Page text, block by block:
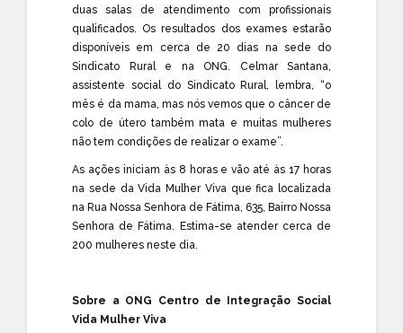
duas salas de atendimento com profissionais
qualificados. Os resultados dos exames estarão
disponíveis em cerca de 20 dias na sede do
Sindicato Rural e na ONG. Celmar Santana,
assistente social do Sindicato Rural, lembra, “o
mês é da mama, mas nós vemos que o câncer de
colo de útero também mata e muitas mulheres
não tem condições de realizar o exame”.
As ações iniciam às 8 horas e vão até às 17 horas
na sede da Vida Mulher Viva que fica localizada
na Rua Nossa Senhora de Fátima, 635, Bairro Nossa
Senhora de Fátima. Estima-se atender cerca de
200 mulheres neste dia.
Sobre a ONG Centro de Integração Social
Vida Mulher Viva